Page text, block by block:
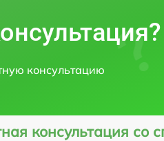
консультацию
консультация со